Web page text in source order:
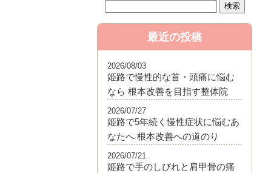
最近の投稿
姫路で慢性的な首・頭痛に悩む
なら 根本改善を目指す整体院
2026/08/03
姫路で5年続く慢性症状に悩むあ
なたへ 根本改善への道のり
2026/07/27
姫路で手のしびれと肩甲骨の痛
2026/07/21